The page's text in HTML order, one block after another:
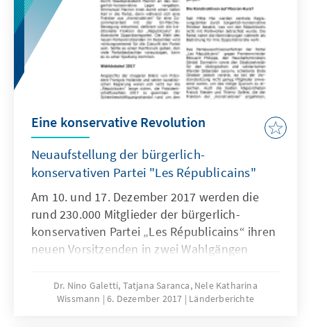
Eine konservative Revolution
Neuaufstellung der bürgerlich-
konservativen Partei "Les Républicains"
Am 10. und 17. Dezember 2017 werden die
rund 230.000 Mitglieder der bürgerlich-
konservativen Partei „Les Républicains“ ihren
neuen Vorsitzenden in zwei Wahlgängen
zentrale Etappe eines Erneuerungsprozesses
gewertet, die sich die „Républicains“ nach
Dr. Nino Galetti, Tatjana Saranca, Nele Katharina
Wissmann
6. Dezember 2017 Länderberichte